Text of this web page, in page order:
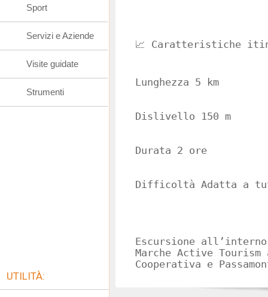
📈 Caratteristiche
Lunghezza 5 km
Dislivello 150 m
Durata 2 ore
Difficoltà Adatta a
Escursione
Marche Active
Cooperativa e
Sport
Servizi e Aziende
Visite guidate
Strumenti
UTILITÀ: